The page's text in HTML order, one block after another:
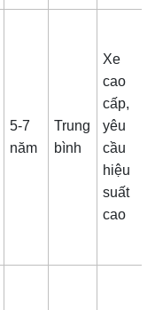
5-7
năm
Trung
bình
Xe
cao
cấp,
yêu
cầu
hiệu
suất
cao